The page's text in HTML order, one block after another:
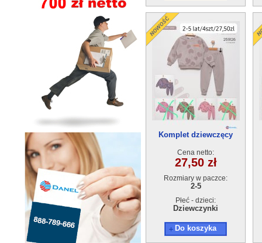
Komplet dziewczęcy
Cena netto:
27,50 zł
Rozmiary w paczce:
2-5
Płeć - dzieci:
Dziewczynki
Do koszyka